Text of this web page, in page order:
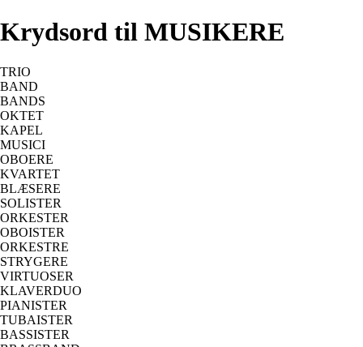
Krydsord til MUSIKERE
TRIO
BAND
BANDS
OKTET
KAPEL
MUSICI
OBOERE
KVARTET
BLÆSERE
SOLISTER
ORKESTER
OBOISTER
ORKESTRE
STRYGERE
VIRTUOSER
KLAVERDUO
PIANISTER
TUBAISTER
BASSISTER